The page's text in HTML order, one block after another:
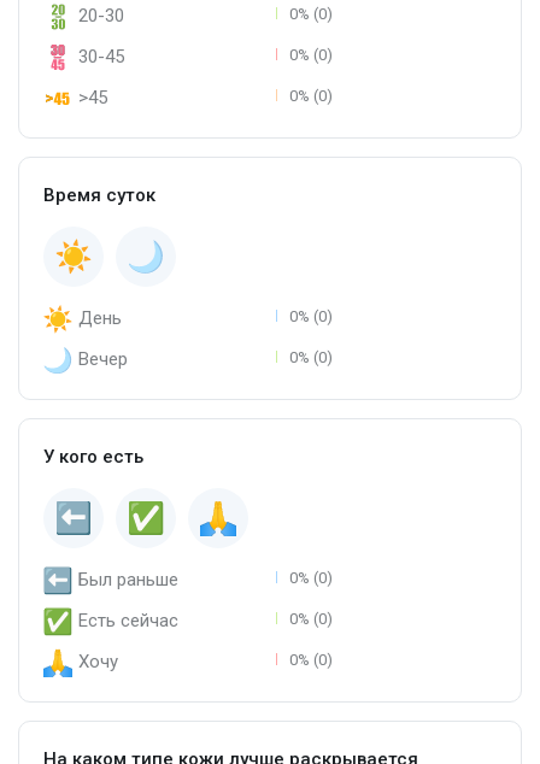
20-30 0% (0)
30-45 0% (0)
>45 0% (0)
Время суток
День 0% (0)
Вечер 0% (0)
У кого есть
Был раньше 0% (0)
Есть сейчас 0% (0)
Хочу 0% (0)
На каком типе кожи лучше раскрывается